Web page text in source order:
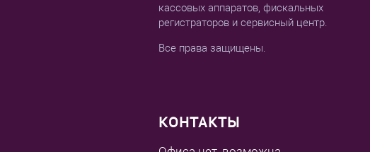
кассовых аппаратов, фискальных
регистраторов и сервисный центр.
Все права защищены.
КОНТАКТЫ